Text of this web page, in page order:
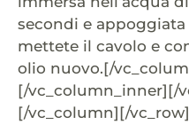
secondi e
mettete il cavolo e
olio nuovo.[/
[/vc_column_inner][/
[/vc_column][/vc_row]